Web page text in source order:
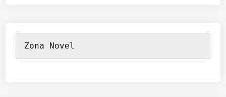
Zona Novel